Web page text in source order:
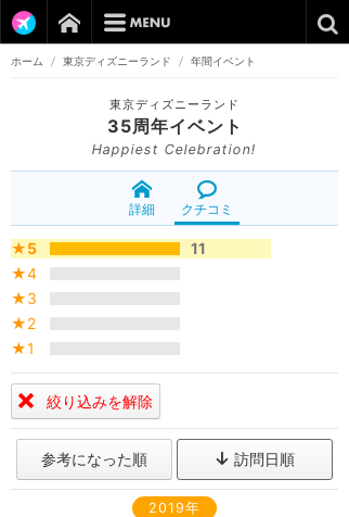
ホーム / 東京ディズニーランド / 年間イベント
東京ディズニーランド
35周年イベント
Happiest Celebration!
詳細 クチコミ
★5
11
★4
★3
★2
★1
絞り込みを解除
参考になった順 訪問日順
2019年